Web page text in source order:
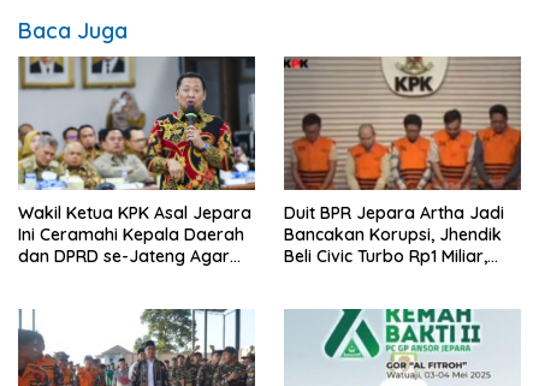
Baca Juga
Wakil Ketua KPK Asal Jepara
Ini Ceramahi Kepala Daerah
dan DPRD se-Jateng Agar
Duit BPR Jepara Artha Jadi
Bancakan Korupsi, Jhendik
Beli Civic Turbo Rp1 Miliar,